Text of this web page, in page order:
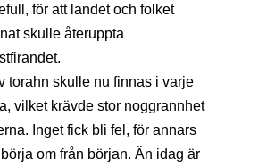
för att landet och folket
skulle återuppta
torahn skulle nu finnas i varje
vilket krävde stor noggrannhet
Inget fick bli fel, för annars
om från början. Än idag är